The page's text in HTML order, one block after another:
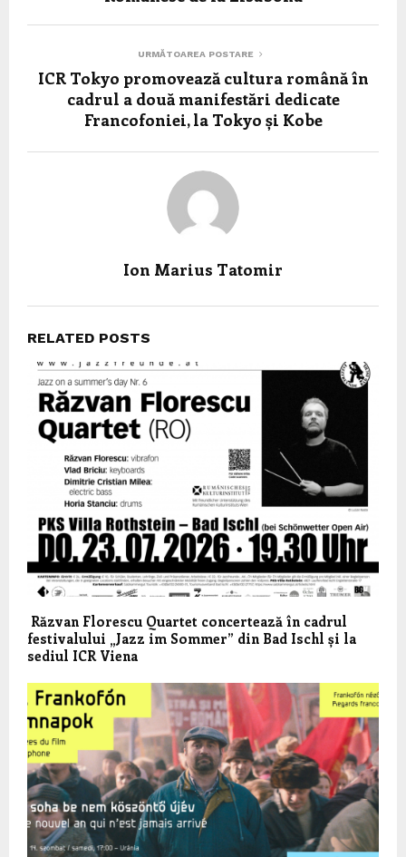
URMĂTOAREA POSTARE
ICR Tokyo promovează cultura română în
cadrul a două manifestări dedicate
Francofoniei, la Tokyo și Kobe
Ion Marius Tatomir
RELATED POSTS
Răzvan Florescu Quartet concertează în cadrul
festivalului „Jazz im Sommer” din Bad Ischl și la
sediul ICR Viena